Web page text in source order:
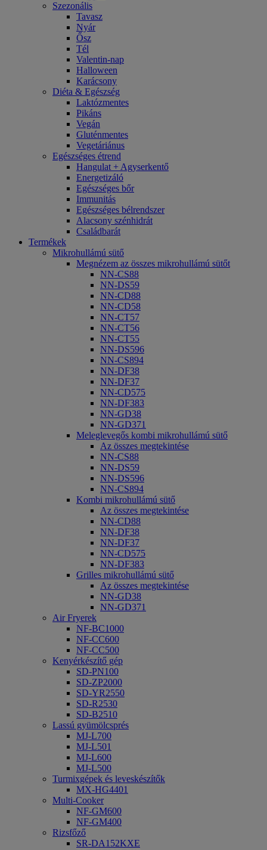
Szezonális
Tavasz
Nyár
Ősz
Tél
Valentin-nap
Halloween
Karácsony
Diéta & Egészség
Laktózmentes
Pikáns
Vegán
Gluténmentes
Vegetáriánus
Egészséges étrend
Hangulat + Agyserkentő
Energetizáló
Egészséges bőr
Immunitás
Egészséges bélrendszer
Alacsony szénhidrát
Családbarát
Termékek
Mikrohullámú sütő
Megnézem az összes mikrohullámú sütőt
NN-CS88
NN-DS59
NN-CD88
NN-CD58
NN-CT57
NN-CT56
NN-CT55
NN-DS596
NN-CS894
NN-DF38
NN-DF37
NN-CD575
NN-DF383
NN-GD38
NN-GD371
Meleglevegős kombi mikrohullámú sütő
Az összes megtekintése
NN-CS88
NN-DS59
NN-DS596
NN-CS894
Kombi mikrohullámú sütő
Az összes megtekintése
NN-CD88
NN-DF38
NN-DF37
NN-CD575
NN-DF383
Grilles mikrohullámú sütő
Az összes megtekintése
NN-GD38
NN-GD371
Air Fryerek
NF-BC1000
NF-CC600
NF-CC500
Kenyérkészítő gép
SD-PN100
SD-ZP2000
SD-YR2550
SD-R2530
SD-B2510
Lassú gyümölcsprés
MJ-L700
MJ-L501
MJ-L600
MJ-L500
Turmixgépek és leveskészítők
MX-HG4401
Multi-Cooker
NF-GM600
NF-GM400
Rizsfőző
SR-DA152KXE